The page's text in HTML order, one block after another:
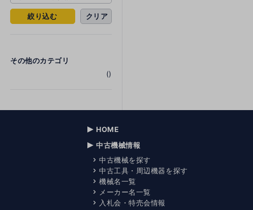
絞り込む クリア
その他のカテゴリ
()
HOME
中古機械情報
中古機械を探す
中古工具・周辺機器を探す
機械名一覧
メーカー名一覧
入札会・特売会情報